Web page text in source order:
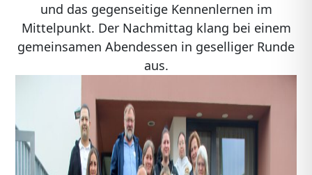
und das gegenseitige Kennenlernen im
Mittelpunkt. Der Nachmittag klang bei einem
gemeinsamen Abendessen in geselliger Runde
aus.